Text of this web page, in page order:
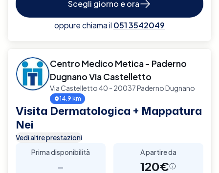
Scegli giorno e ora
oppure chiama il 051 3542049
Centro Medico Metica - Paderno
Dugnano Via Castelletto
Via Castelletto 40 - 20037 Paderno Dugnano
14.9 km
Visita Dermatologica + Mappatura
Nei
Vedi altre prestazioni
Prima disponibilità
-
A partire da
120€